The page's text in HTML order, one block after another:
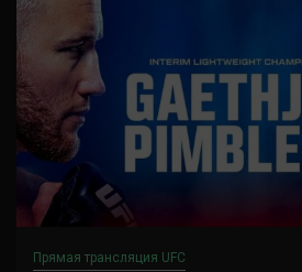
Прямая трансляция UFC